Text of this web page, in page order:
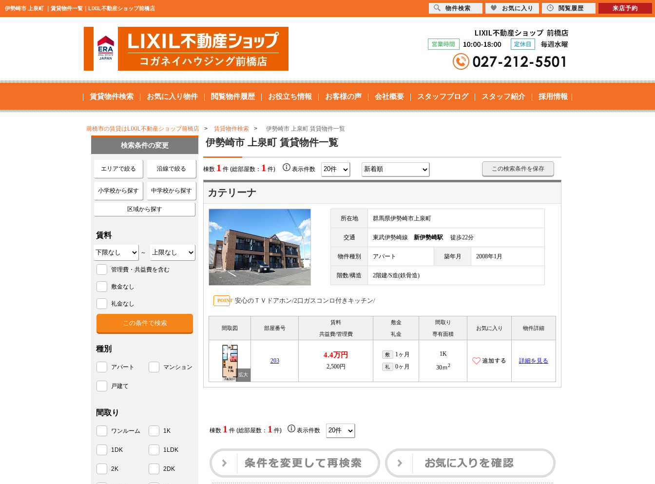
伊勢崎市 上泉町 ｜賃貸物件一覧｜LIXIL不動産ショップ前橋店
賃貸物件検索 お気に入り物件 閲覧物件履歴 お役立ち情報 お客様の声 会社概要 スタッフブログ スタッフ紹介 採用情報
前橋市の賃貸はLIXIL不動産ショップ前橋店 賃貸物件検索 伊勢崎市 上泉町 賃貸物件一覧
伊勢崎市 上泉町 賃貸物件一覧
棟数 1 件 (総部屋数： 1 件) 表示件数 この検索条件を保存
カテリーナ
所在地 群馬県伊勢崎市上泉町
交通 東武伊勢崎線 新伊勢崎駅 徒歩22分
物件種別 アパート 築年月 2008年1月
階数/構造 2階建/S造(鉄骨造)
安心のＴＶドアホン/2口ガスコンロ付きキッチン/
間取図 部屋番号
賃料
共益費/管理費
敷金
礼金
間取り
専有面積
お気に入り 物件詳細
203
4.4万円
2,500円
敷 1ヶ月
礼 0ヶ月
1K
30ｍ2
詳細を見る
棟数 1 件 (総部屋数： 1 件) 表示件数
検索条件の変更
エリアで絞る 沿線で絞る
小学校から探す 中学校から探す
区域から探す
賃料
～
管理費・共益費を含む
敷金なし
礼金なし
種別
アパート マンション
戸建て
間取り
ワンルーム 1K
1DK 1LDK
2K 2DK
物件検索 お気に入り 閲覧履歴 来店予約